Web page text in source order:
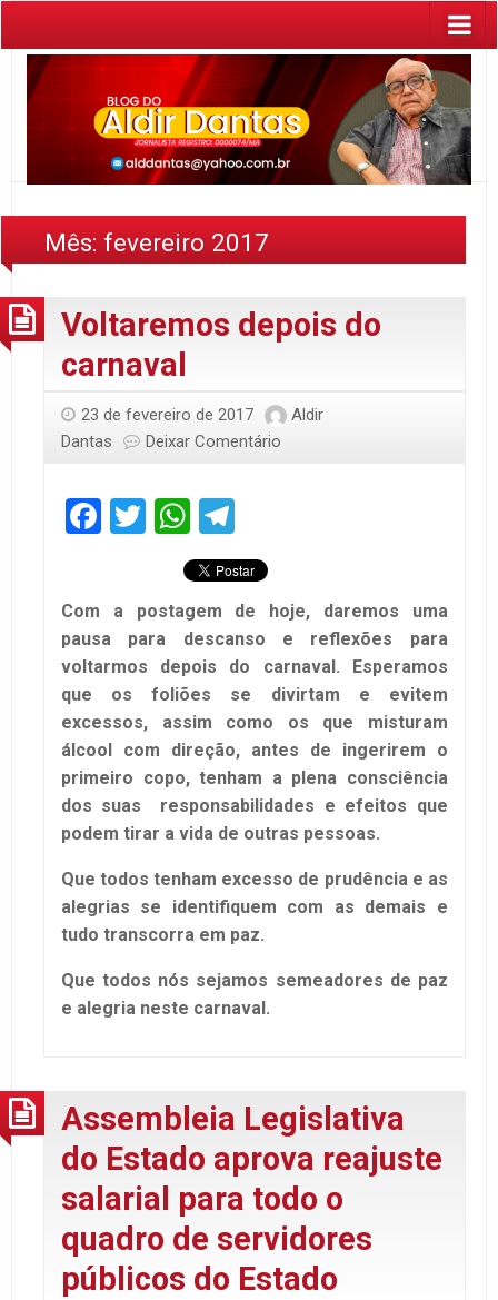
Mês: fevereiro 2017
Voltaremos depois do
carnaval
23 de fevereiro de 2017
Aldir
Dantas
Deixar Comentário
Facebook
TwitterWhatsApp
Com a postagem de hoje, daremos uma
pausa para descanso e reflexões para
voltarmos depois do carnaval. Esperamos
que os foliões se divirtam e evitem
excessos, assim como os que misturam
álcool com direção, antes de ingerirem o
primeiro copo, tenham a plena consciência
dos suas responsabilidades e efeitos que
podem tirar a vida de outras pessoas.
Que todos tenham excesso de prudência e as
alegrias se identifiquem com as demais e
tudo transcorra em paz.
Que todos nós sejamos semeadores de paz
e alegria neste carnaval.
Assembleia Legislativa
do Estado aprova reajuste
salarial para todo o
quadro de servidores
públicos do Estado